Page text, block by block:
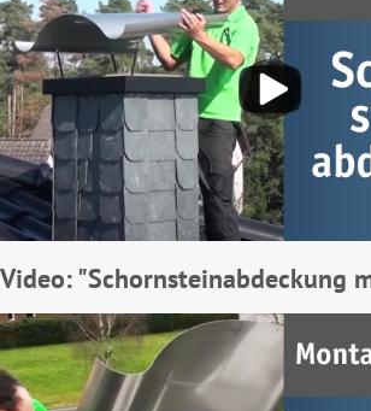
Video: "Schornsteinabdeckung